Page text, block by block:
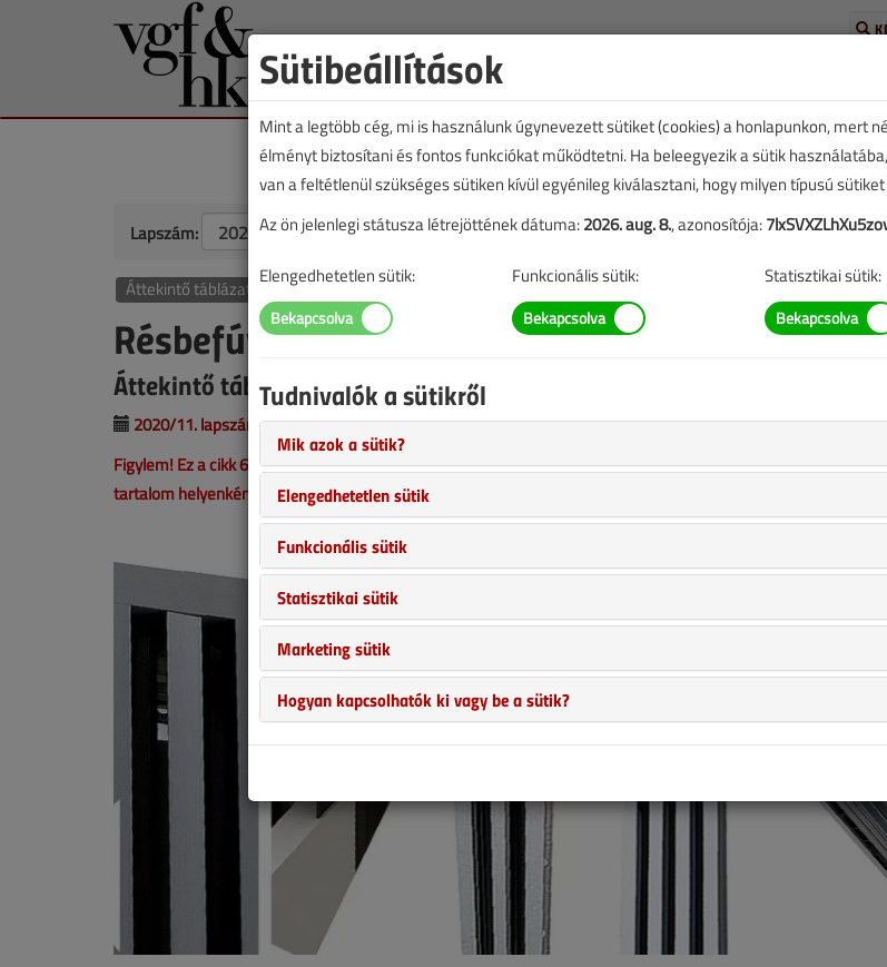
Lapszám: TARTALOM
Áttekintő táblázat HKL Légtechnika
Résbefúvók
Áttekintő táblázat
2020/11. lapszám| VGF&HKL online |
9067 |
Figylem! Ez a cikk 6 éve frissült utoljára. A benne szereplő információk mára aktualitásukat veszíthették,
tartalom helyenként hiányos lehet (képek, táblázatok stb.).
Sütibeállítások
Mint a legtöbb cég, mi is használunk úgynevezett sütiket (cookies) a honlapunkon, mert
élményt biztosítani és fontos funkciókat működtetni. Ha beleegyezik a sütik
van a feltétlenül szükséges sütiken kívül egyénileg kiválasztani, hogy milyen típusú
Az ön jelenlegi státusza létrejöttének dátuma:2026. aug. 8., azonosítója:
Elengedhetetlen sütik: Funkcionális sütik: Statisztikai sütik:
Tudnivalók a sütikről
Mik azok a sütik?
Elengedhetetlen sütik
Funkcionális sütik
Statisztikai sütik
Marketing sütik
Hogyan kapcsolhatók ki vagy be a sütik?